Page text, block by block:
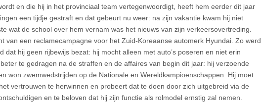
en die hij in het provinciaal team vertegenwoordigt, heeft hem eerder dit jaar
een tijdje gestraft en dat gebeurt nu weer: na zijn vakantie kwam hij niet
wat de school over hem vernam was het nieuws van zijn verkeersovertreding.
van een reclamecampagne voor het Zuid-Koreaanse automerk Hyundai. Zo werd
dat hij geen rijbewijs bezat: hij mocht alleen met auto’s poseren en niet erin
te gedragen na de straffen en de affaires van begin dit jaar: hij verzoende
won zwemwedstrijden op de Nationale en Wereldkampioenschappen. Hij moet
vertrouwen te herwinnen en probeert dat te doen door zich uitgebreid via de
en te beloven dat hij zijn functie als rolmodel ernstig zal nemen.